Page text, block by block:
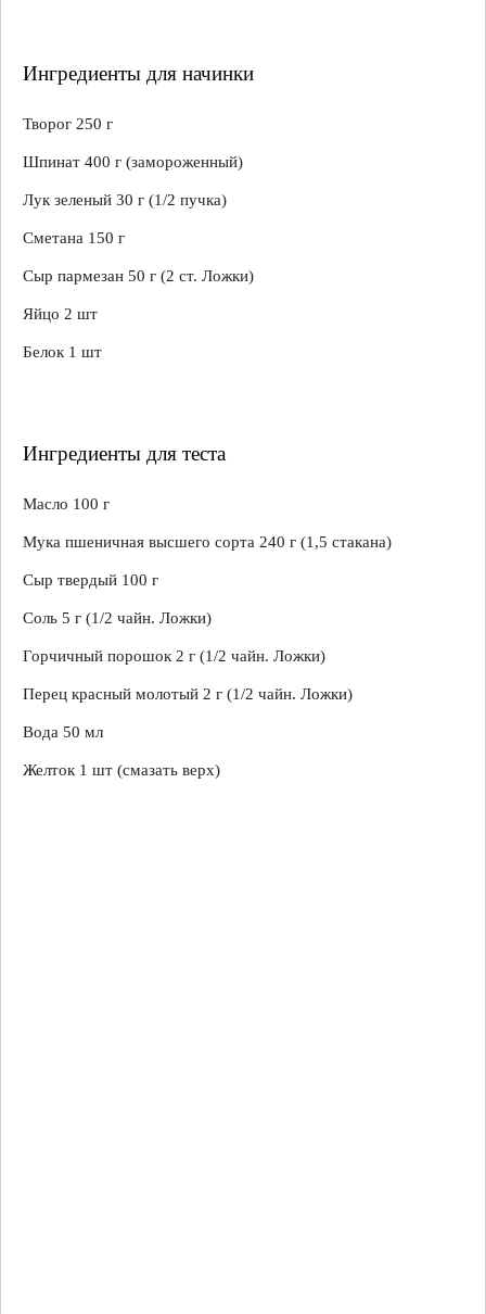
Ингредиенты для начинки
Творог 250 г
Шпинат 400 г (замороженный)
Лук зеленый 30 г (1/2 пучка)
Сметана 150 г
Сыр пармезан 50 г (2 ст. Ложки)
Яйцо 2 шт
Белок 1 шт
Ингредиенты для теста
Масло 100 г
Мука пшеничная высшего сорта 240 г (1,5 стакана)
Сыр твердый 100 г
Соль 5 г (1/2 чайн. Ложки)
Горчичный порошок 2 г (1/2 чайн. Ложки)
Перец красный молотый 2 г (1/2 чайн. Ложки)
Вода 50 мл
Желток 1 шт (смазать верх)